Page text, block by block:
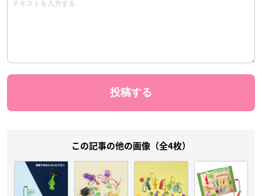
この記事の他の画像（全4枚）